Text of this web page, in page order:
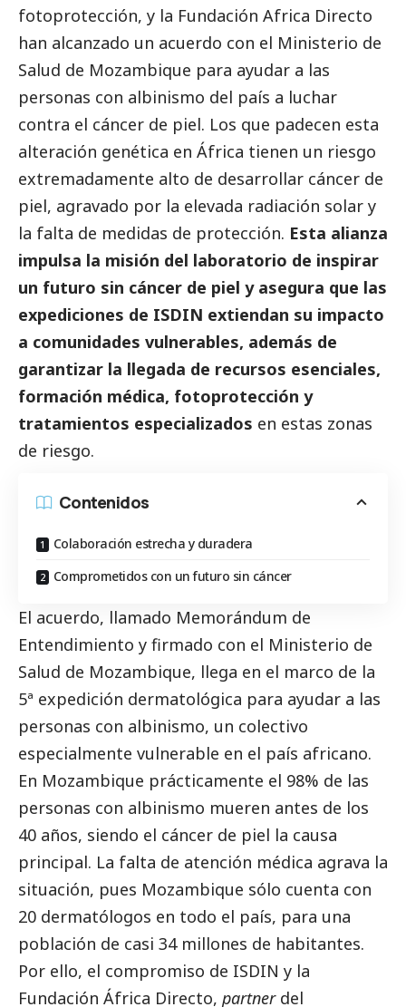
fotoprotección, y la Fundación Africa Directo
han alcanzado un acuerdo con el Ministerio de
Salud de Mozambique para ayudar a las
personas con albinismo del país a luchar
contra el cáncer de piel. Los que padecen esta
alteración genética en África tienen un riesgo
extremadamente alto de desarrollar cáncer de
piel, agravado por la elevada radiación solar y
la falta de medidas de protección. Esta alianza
impulsa la misión del laboratorio de inspirar
un futuro sin cáncer de piel y asegura que las
expediciones de ISDIN extiendan su impacto
a comunidades vulnerables, además de
garantizar la llegada de recursos esenciales,
formación médica, fotoprotección y
tratamientos especializados en estas zonas
de riesgo.
Contenidos
Colaboración estrecha y duradera
Comprometidos con un futuro sin cáncer
El acuerdo, llamado Memorándum de
Entendimiento y firmado con el Ministerio de
Salud de Mozambique, llega en el marco de la
5ª expedición dermatológica para ayudar a las
personas con albinismo, un colectivo
especialmente vulnerable en el país africano.
En Mozambique prácticamente el 98% de las
personas con albinismo mueren antes de los
40 años, siendo el cáncer de piel la causa
principal. La falta de atención médica agrava la
situación, pues Mozambique sólo cuenta con
20 dermatólogos en todo el país, para una
población de casi 34 millones de habitantes.
Por ello, el compromiso de ISDIN y la
Fundación África Directo, partnerdel